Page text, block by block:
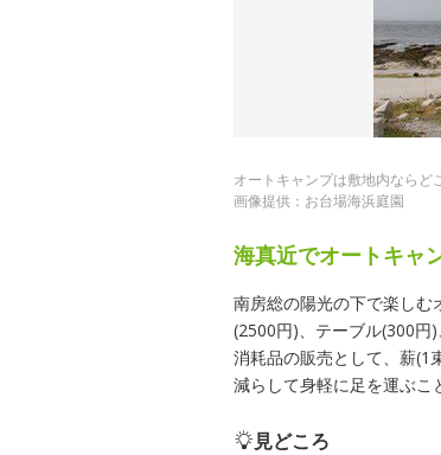
オートキャンプは敷地内ならど
画像提供：お台場海浜庭園
海真近でオートキャ
南房総の陽光の下で楽しむ
(2500円)、テーブル(300円
消耗品の販売として、薪(1
減らして身軽に足を運ぶこ
見どころ